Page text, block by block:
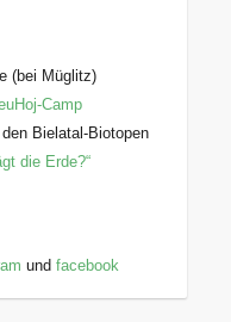
(bei Müglitz)
Camp
Bielatal-Biotopen
die Erde?“
undfacebook